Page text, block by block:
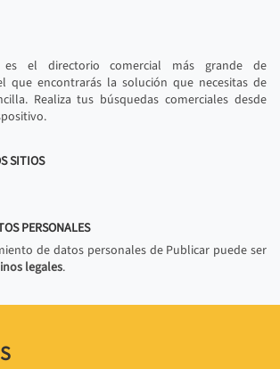
es el directorio comercial más grande de
que encontrarás la solución que necesitas de
Realiza tus búsquedas comerciales desde
SITIOS
PERSONALES
de datos personales de Publicar puede ser
legales.